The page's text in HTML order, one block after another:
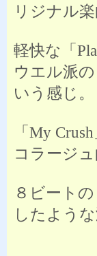
リジナル楽
軽快な「
ウエル派
いう感じ。
「My
コラージュ
８ビート
したよう